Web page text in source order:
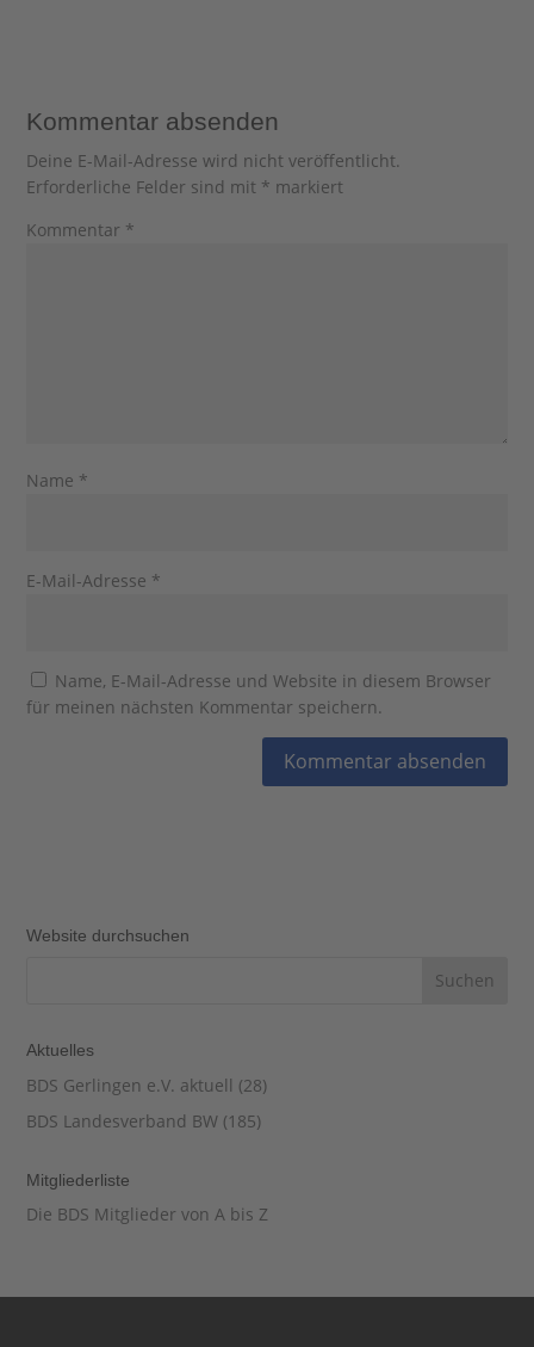
Kommentar absenden
Deine E-Mail-Adresse wird nicht veröffentlicht.
Erforderliche Felder sind mit * markiert
Kommentar *
Name *
E-Mail-Adresse *
Name, E-Mail-Adresse und Website in diesem Browser
für meinen nächsten Kommentar speichern.
Website durchsuchen
Aktuelles
BDS Gerlingen e.V. aktuell (28)
BDS Landesverband BW (185)
Mitgliederliste
Die BDS Mitglieder von A bis Z